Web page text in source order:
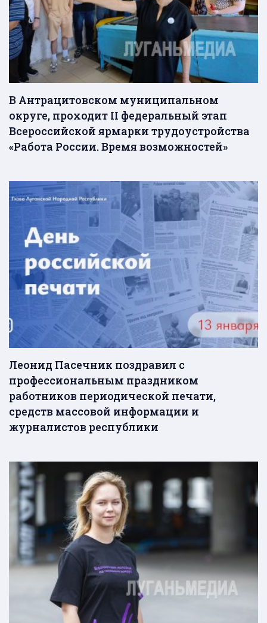
В Антрацитовском муниципальном
округе, проходит II федеральный этап
Всероссийской ярмарки трудоустройства
«Работа России. Время возможностей»
Леонид Пасечник поздравил с
профессиональным праздником
работников периодической печати,
средств массовой информации и
журналистов республики